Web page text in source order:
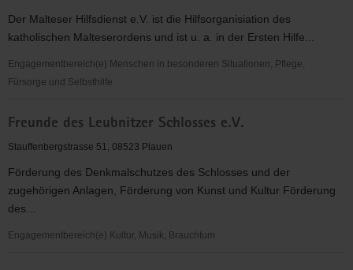
Der Malteser Hilfsdienst e.V. ist die Hilfsorganisiation des
katholischen Malteserordens und ist u. a. in der Ersten Hilfe...
Engagementbereich(e) Menschen in besonderen Situationen, Pflege,
Fürsorge und Selbsthilfe
Hilfsdienst
e.V.
Freunde des Leubnitzer Schlosses e.V.
Stauffenbergstrasse 51, 08523 Plauen
Förderung des Denkmalschutzes des Schlosses und der
zugehörigen Anlagen, Förderung von Kunst und Kultur Förderung
des...
Engagementbereich(e) Kultur, Musik, Brauchtum